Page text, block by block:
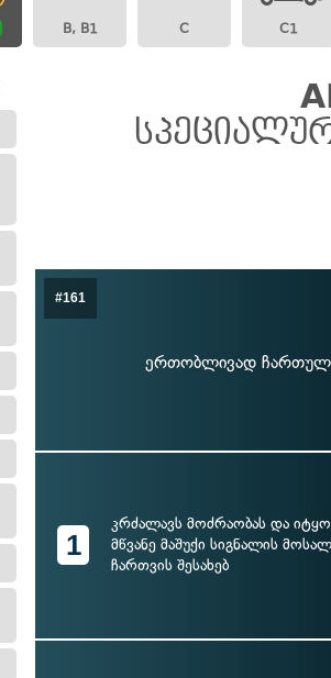
B, B1 C C1
#161
ერთობლივად ჩართული
1
კრძალავს მოძრაობას და
მწვანე მაშუქი სიგნალის
ჩართვის შესახებ